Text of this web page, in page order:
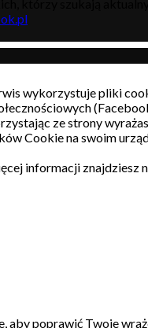
wykorzystuje pliki
ze strony
Cookie na swoim
informacji znajdziesz
aby poprawić Twoje